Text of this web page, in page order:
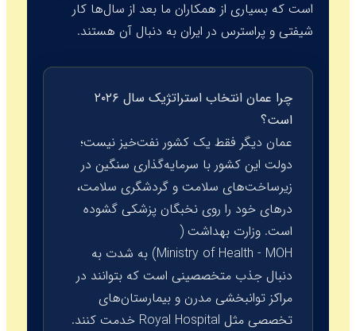
است که بسیاری از همکاران ما بعد از سال‌ها کار
شیفتی و پراسترس در ایران به دنبال آن هستند.
چرا عمان انتخاب استراتژیک سال ۲۰۲۶
است؟
عمان دیگر فقط یک کشور نفت‌خیز نیست؛
دولت این کشور با سرمایه‌گذاری سنگین در
زیرساخت‌های سلامت و گردشگری سلامت،
درهای خود را روی نخبگان پزشکی گشوده
است. وزارت بهداشت (
Ministry of Health - MOH) به شدت به
دنبال جذب متخصصینی است که بتوانند در
مراکز توانبخشی مدرن و بیمارستان‌های
تخصصی مثل Royal Hospital خدمت کنند.